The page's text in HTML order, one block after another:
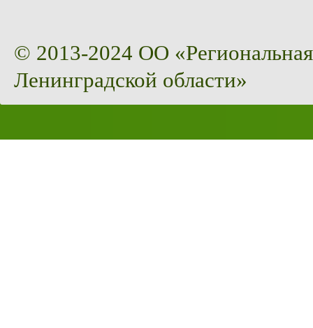
© 2013-2024 ОО
Ленинградской области»